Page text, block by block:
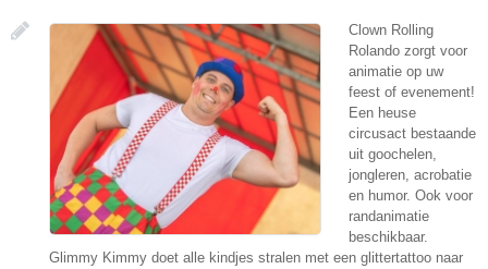
Clown Rolling
Rolando zorgt voor
animatie op uw
feest of evenement!
Een heuse
circusact bestaande
uit goochelen,
jongleren, acrobatie
en humor. Ook voor
randanimatie
beschikbaar.
Glimmy Kimmy doet alle kindjes stralen met een glittertattoo naar